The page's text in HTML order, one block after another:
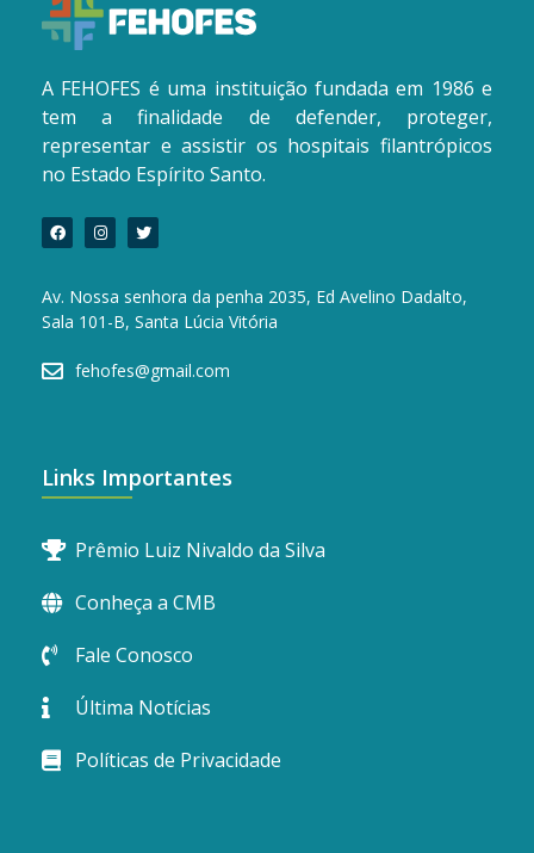
A FEHOFES é uma instituição fundada em 1986 e
tem a finalidade de defender, proteger,
representar e assistir os hospitais filantrópicos
no Estado Espírito Santo.
Av. Nossa senhora da penha 2035, Ed Avelino Dadalto,
Sala 101-B, Santa Lúcia Vitória
fehofes@gmail.com
Links Importantes
Prêmio Luiz Nivaldo da Silva
Conheça a CMB
Fale Conosco
Última Notícias
Políticas de Privacidade